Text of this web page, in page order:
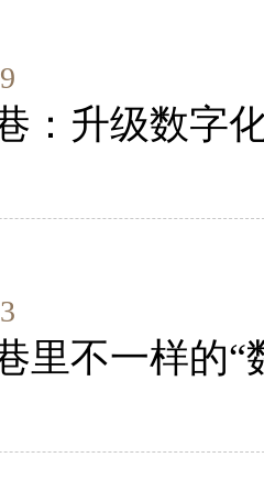
：升级数字
里不一样的“